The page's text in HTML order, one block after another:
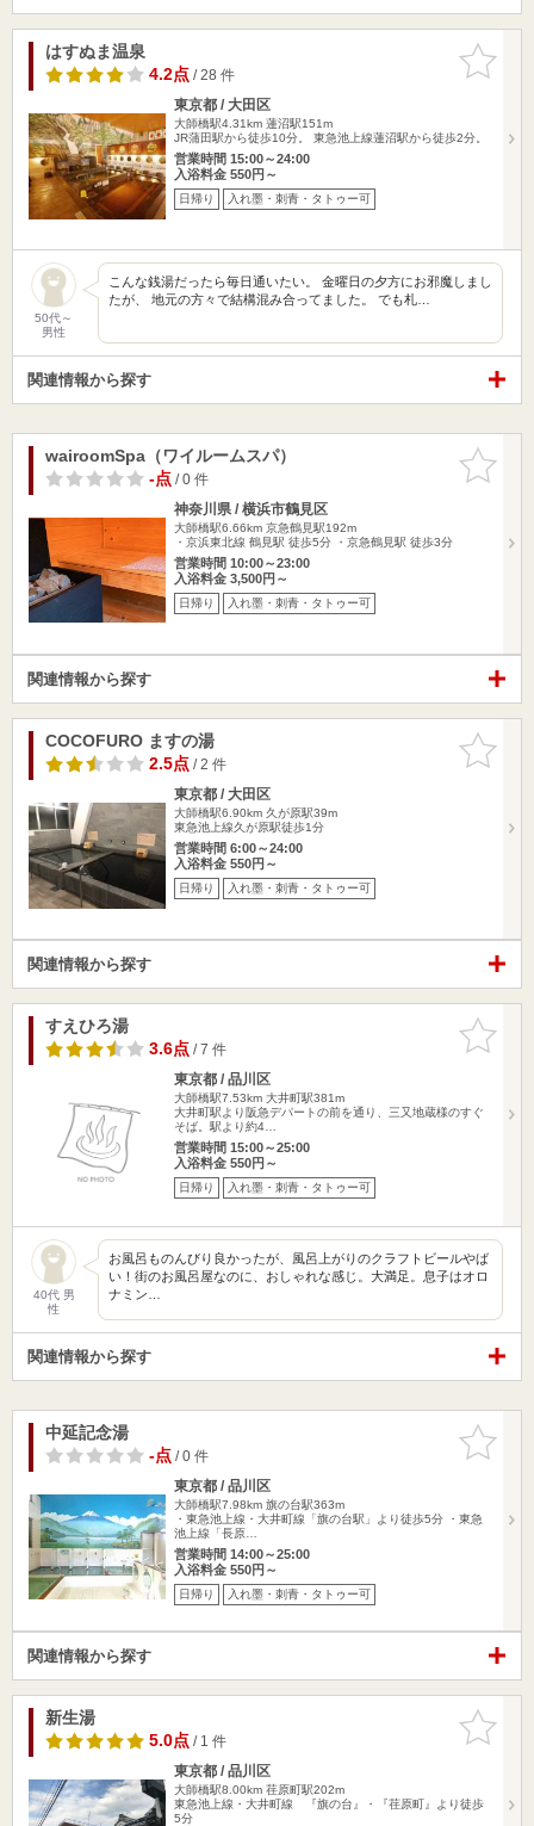
お気に入
りに追加
はすぬま温泉
4.2点/ 28 件
東京都 / 大田区
大師橋駅4.31km 蓮沼駅151m
JR蒲田駅から徒歩10分。 東急池上線蓮沼駅から徒歩2分。
営業時間 15:00～24:00
入浴料金 550円～
日帰り 入れ墨・刺青・タトゥー可
50代～
男性
こんな銭湯だったら毎日通いたい。 金曜日の夕方にお邪魔しまし
たが、 地元の方々で結構混み合ってました。 でも札…
関連情報から探す
お気に入
りに追加
wairoomSpa（ワイルームスパ）
-点/ 0 件
神奈川県 / 横浜市鶴見区
大師橋駅6.66km 京急鶴見駅192m
・京浜東北線 鶴見駅 徒歩5分 ・京急鶴見駅 徒歩3分
営業時間 10:00～23:00
入浴料金 3,500円～
日帰り 入れ墨・刺青・タトゥー可
関連情報から探す
お気に入
りに追加
COCOFURO ますの湯
2.5点/ 2 件
東京都 / 大田区
大師橋駅6.90km 久が原駅39m
東急池上線久が原駅徒歩1分
営業時間 6:00～24:00
入浴料金 550円～
日帰り 入れ墨・刺青・タトゥー可
関連情報から探す
お気に入
りに追加
すえひろ湯
3.6点/ 7 件
東京都 / 品川区
大師橋駅7.53km 大井町駅381m
大井町駅より阪急デパートの前を通り、三又地蔵様のすぐ
そば。駅より約4…
営業時間 15:00～25:00
入浴料金 550円～
日帰り 入れ墨・刺青・タトゥー可
40代 男
性
お風呂ものんびり良かったが、風呂上がりのクラフトビールやば
い！街のお風呂屋なのに、おしゃれな感じ。大満足。息子はオロ
ナミン…
関連情報から探す
お気に入
りに追加
中延記念湯
-点/ 0 件
東京都 / 品川区
大師橋駅7.98km 旗の台駅363m
・東急池上線・大井町線「旗の台駅」より徒歩5分 ・東急
池上線「長原…
営業時間 14:00～25:00
入浴料金 550円～
日帰り 入れ墨・刺青・タトゥー可
関連情報から探す
お気に入
りに追加
新生湯
5.0点/ 1 件
東京都 / 品川区
大師橋駅8.00km 荏原町駅202m
東急池上線・大井町線 『旗の台』・『荏原町』より徒歩
5分